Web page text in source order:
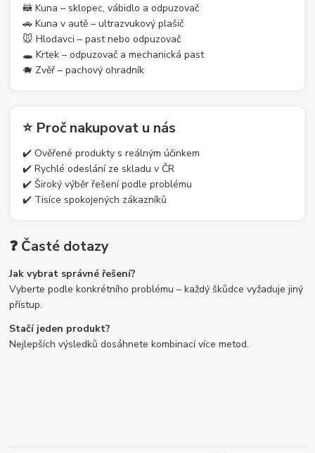
🦝 Kuna – sklopec, vábidlo a odpuzovač
🚗 Kuna v autě – ultrazvukový plašič
🐭 Hlodavci – past nebo odpuzovač
🕳️ Krtek – odpuzovač a mechanická past
🐗 Zvěř – pachový ohradník
⭐ Proč nakupovat u nás
✔️ Ověřené produkty s reálným účinkem
✔️ Rychlé odeslání ze skladu v ČR
✔️ Široký výběr řešení podle problému
✔️ Tisíce spokojených zákazníků
❓ Časté dotazy
Jak vybrat správné řešení?
Vyberte podle konkrétního problému – každý škůdce vyžaduje jiný
přístup.
Stačí jeden produkt?
Nejlepších výsledků dosáhnete kombinací více metod.